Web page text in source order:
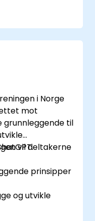
i Norge
mot
til
vil deltakerne
prinsipper
og utvikle